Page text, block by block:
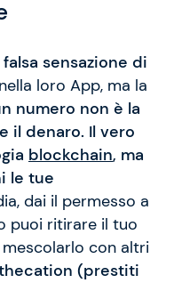
falsa sensazione di
loro App, ma la
numero non è la
il denaro. Il vero
blockchain, ma
le tue
dai il permesso a
puoi ritirare il tuo
con altri
(prestiti